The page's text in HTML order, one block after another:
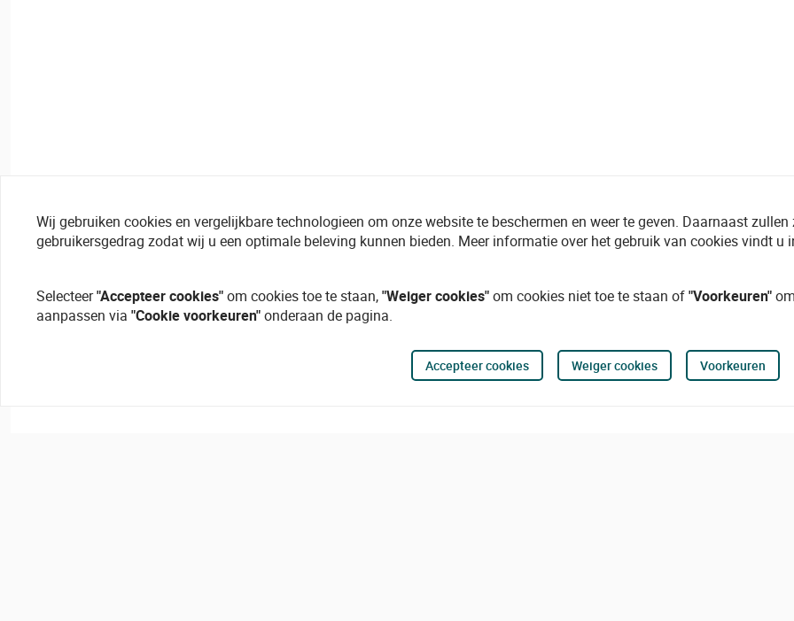
Wij gebruiken cookies en vergelijkbare technologieen om onze website te beschermen en weer te geven. Daarnaast
gebruikersgedrag zodat wij u een optimale beleving kunnen bieden. Meer informatie over het gebruik van cookies vindt u
Selecteer"Accepteer cookies"om cookies toe te staan,"Weiger cookies"om cookies niet toe te staan of"Voorkeuren"
aanpassen via "Cookie voorkeuren"onderaan de pagina.
Accepteer cookies Weiger cookies Voorkeuren